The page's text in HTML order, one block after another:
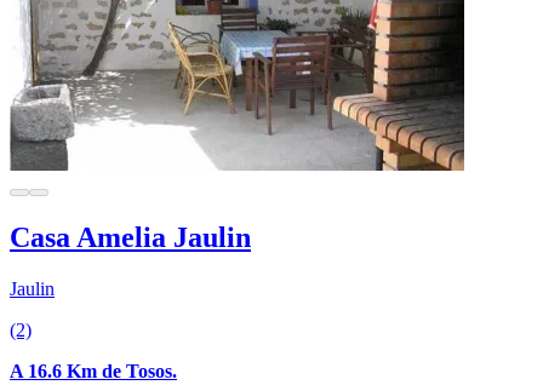
Casa Amelia Jaulin
Jaulin
(2)
A 16.6 Km de Tosos.